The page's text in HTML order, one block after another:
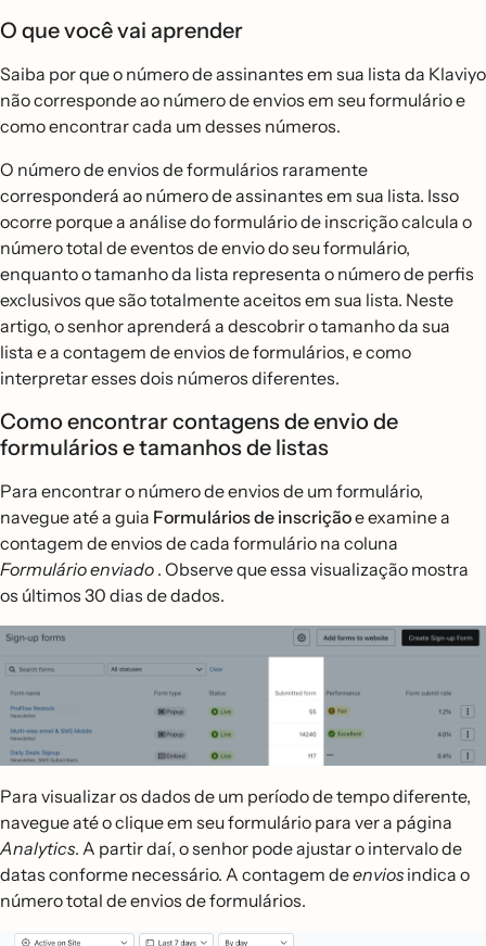
O que você vai aprender
Saiba por que o número de assinantes em sua lista da Klaviyo
não corresponde ao número de envios em seu formulário e
como encontrar cada um desses números.
O número de envios de formulários raramente
corresponderá ao número de assinantes em sua lista. Isso
ocorre porque a análise do formulário de inscrição calcula o
número total de eventos de envio do seu formulário,
enquanto o tamanho da lista representa o número de perfis
exclusivos que são totalmente aceitos em sua lista. Neste
artigo, o senhor aprenderá a descobrir o tamanho da sua
lista e a contagem de envios de formulários, e como
interpretar esses dois números diferentes.
Como encontrar contagens de envio de
formulários e tamanhos de listas
Para encontrar o número de envios de um formulário,
navegue até a guia Formulários de inscriçãoe examine a
contagem de envios de cada formulário na coluna
Formulário enviado . Observe que essa visualização mostra
os últimos 30 dias de dados.
Para visualizar os dados de um período de tempo diferente,
navegue até o clique em seu formulário para ver a página
Analytics. A partir daí, o senhor pode ajustar o intervalo de
datas conforme necessário. A contagem deenviosindica o
número total de envios de formulários.